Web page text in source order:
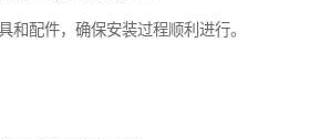
和配件，确保安装过程顺利进行。